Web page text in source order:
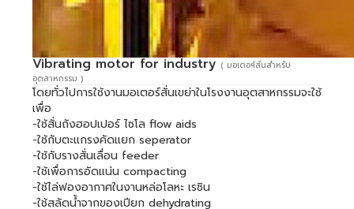
Vibrating motor for industry( มอเตอฯ์สั่นสำหรับ
อุตสาหกรรม )
โดยทั่วไปการใช้งานมอเตอร์สั่นเขย่าในโรงงานอุตสาหกรรมจะใช้
เพื่อ
-ใช้สั่นถังฮอปเปอร์ ไซโล flow aids
-ใช้กับตะแกรงคัดแยก seperator
-ใช้กับรางสั่นเลื่อน feeder
-ใช้เพื่อการอัดแน่น compacting
-ใช้ไล่ฟองอากาศในงานหล่อโลหะ เรซิน
-ใช้สลัดน้ำจากของเปียก dehydrating